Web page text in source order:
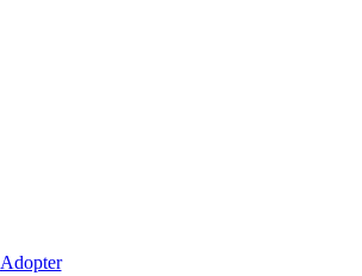
Adopter